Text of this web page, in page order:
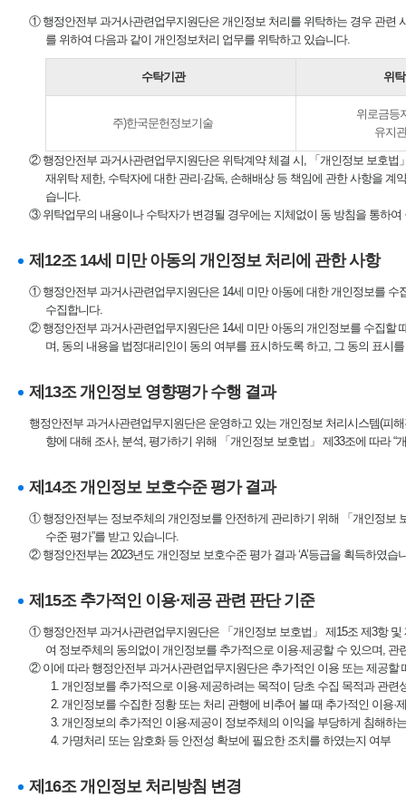
① 행정안전부 과거사관련업무지원단은 개인정보 처리를 위탁하는 경우 관련
를 위하여 다음과 같이 개인정보처리 업무를 위탁하고 있습니다.
수탁기관 위
주)한국문헌정보기술
위로금등
유지
② 행정안전부 과거사관련업무지원단은 위탁계약 체결 시, 「개인정보 보호법
재위탁 제한, 수탁자에 대한 관리·감독, 손해배상 등 책임에 관한 사항을
습니다.
③ 위탁업무의 내용이나 수탁자가 변경될 경우에는 지체없이 동 방침을 통하여
제12조 14세 미만 아동의 개인정보 처리에 관한 사항
① 행정안전부 과거사관련업무지원단은 14세 미만 아동에 대한 개인정보를
수집합니다.
② 행정안전부 과거사관련업무지원단은 14세 미만 아동의 개인정보를 수집할
며, 동의 내용을 법정대리인이 동의 여부를 표시하도록 하고, 그 동의 표시
제13조 개인정보 영향평가 수행 결과
행정안전부 과거사관련업무지원단은 운영하고 있는 개인정보 처리시스템(피
향에 대해 조사, 분석, 평가하기 위해 「개인정보 보호법」 제33조에 따라
제14조 개인정보 보호수준 평가 결과
① 행정안전부는 정보주체의 개인정보를 안전하게 관리하기 위해 「개인정보
수준 평가”를 받고 있습니다.
② 행정안전부는 2023년도 개인정보 보호수준 평가 결과 ‘A’등급을 획득하였습
제15조 추가적인 이용·제공 관련 판단 기준
① 행정안전부 과거사관련업무지원단은 「개인정보 보호법」 제15조 제3항
여 정보주체의 동의없이 개인정보를 추가적으로 이용·제공할 수 있으며,
② 이에 따라 행정안전부 과거사관련업무지원단은 추가적인 이용 또는 제공할
1. 개인정보를 추가적으로 이용·제공하려는 목적이 당초 수집 목적과 관련
2. 개인정보를 수집한 정황 또는 처리 관행에 비추어 볼 때 추가적인 이용·
3. 개인정보의 추가적인 이용·제공이 정보주체의 이익을 부당하게 침해하
4. 가명처리 또는 암호화 등 안전성 확보에 필요한 조치를 하였는지 여부
제16조 개인정보 처리방침 변경